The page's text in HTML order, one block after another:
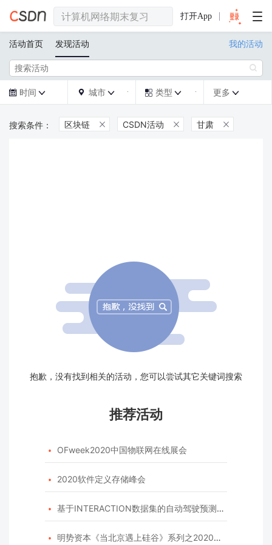
打开App
活动首页 发现活动 我的活动

 时间   城市   类型  更多 
区块链  CSDN活动  甘肃 
抱歉，没有找到相关的活动，您可以尝试其它关键词搜索
推荐活动
 OFweek2020中国物联网在线展会
 2020软件定义存储峰会
 基于INTERACTION数据集的自动驾驶预测模型挑战赛
 明势资本《当北京遇上硅谷》系列之2020年度开源峰会